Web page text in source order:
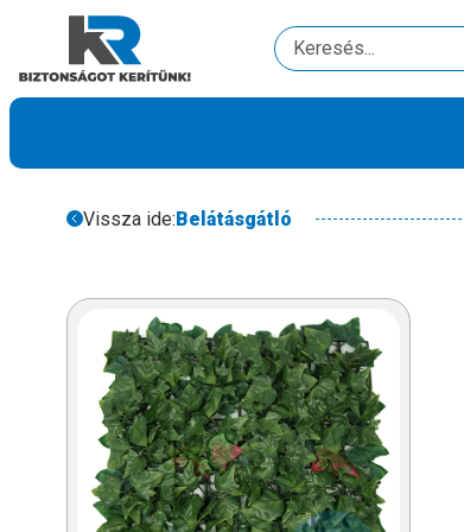
Vissza ide:Belátásgátló